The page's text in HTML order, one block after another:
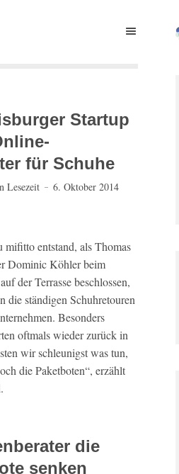
Startup
für Schuhe
Lesezeit 6. Oktober 2014
mifitto entstand, als Thomas
Dominic Köhler beim
der Terrasse beschlossen,
die ständigen Schuhretouren
Besonders
oftmals wieder zurück in
wir schleunigst was tun,
die Paketboten“, erzählt
die
senken